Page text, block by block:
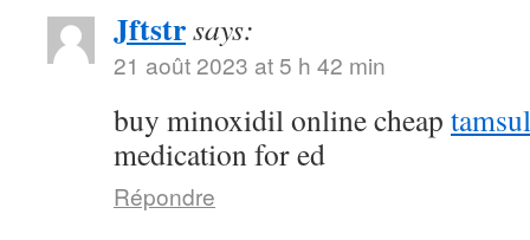
Jftstrsays:
21 août 2023 at 5 h 42 min
buy minoxidil online cheap
medication for ed
Répondre